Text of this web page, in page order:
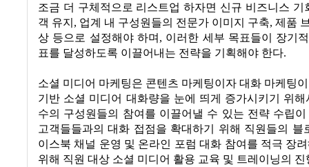
조금 더 구체적으로 리스트업 하자면 신규 비즈니스 기
객 유지, 업계 내 구성원들의 전문가 이미지 구축, 제품
상 등으로 설정해야 하며, 이러한 세부 목표들이 장기
표를 달성하도록 이끌어내는 전략을 기획해야 한다.
소셜 미디어 마케팅은 콘텐츠 마케팅이자 대화 마케팅
기반 소셜 미디어 대화량을 눈에 띄게 증가시키기 위
수의 구성원들의 참여를 이끌어낼 수 있는 전략 수립
고객들들과의 대화 접점을 확대하기 위해 직원들의 블
이스북 채널 운영 및 온라인 포럼 대화 참여를 적극 장
위해 직원 대상 소셜 미디어 활용 교육 및 트레이닝의